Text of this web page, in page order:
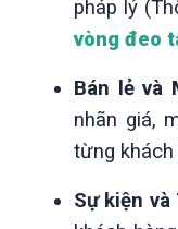
pháp lý
vòng đeo
Bán lẻ và
nhãn giá,
từng khách
Sự kiện